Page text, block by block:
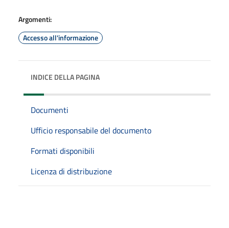
Argomenti:
Accesso all'informazione
INDICE DELLA PAGINA
Documenti
Ufficio responsabile del documento
Formati disponibili
Licenza di distribuzione